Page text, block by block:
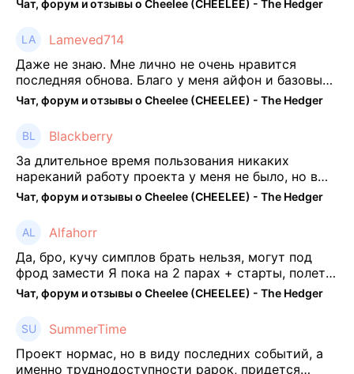
Чат, форум и отзывы о Cheelee (CHEELEE) - The Hedger
Lameved714
Даже не знаю. Мне лично не очень нравится
последняя обнова. Благо у меня айфон и базовые
механики платформы остались не тронуты. То
есть нет автоматической прокачки как у ...
Чат, форум и отзывы о Cheelee (CHEELEE) - The Hedger
Blackberry
За длительное время пользования никаких
нареканий работу проекта у меня не было, но в
последнее несколько месяцев как то его
подзабросил (было много изменений, решил отси
Чат, форум и отзывы о Cheelee (CHEELEE) - The Hedger
Alfahorr
Да, бро, кучу симплов брать нельзя, могут под
фрод замести Я пока на 2 парах + старты, полет
нормальный🤓👌🏻
Чат, форум и отзывы о Cheelee (CHEELEE) - The Hedger
SummerTime
Проект нормас, но в виду последних событий, а
именно труднодоступности рарок, придется